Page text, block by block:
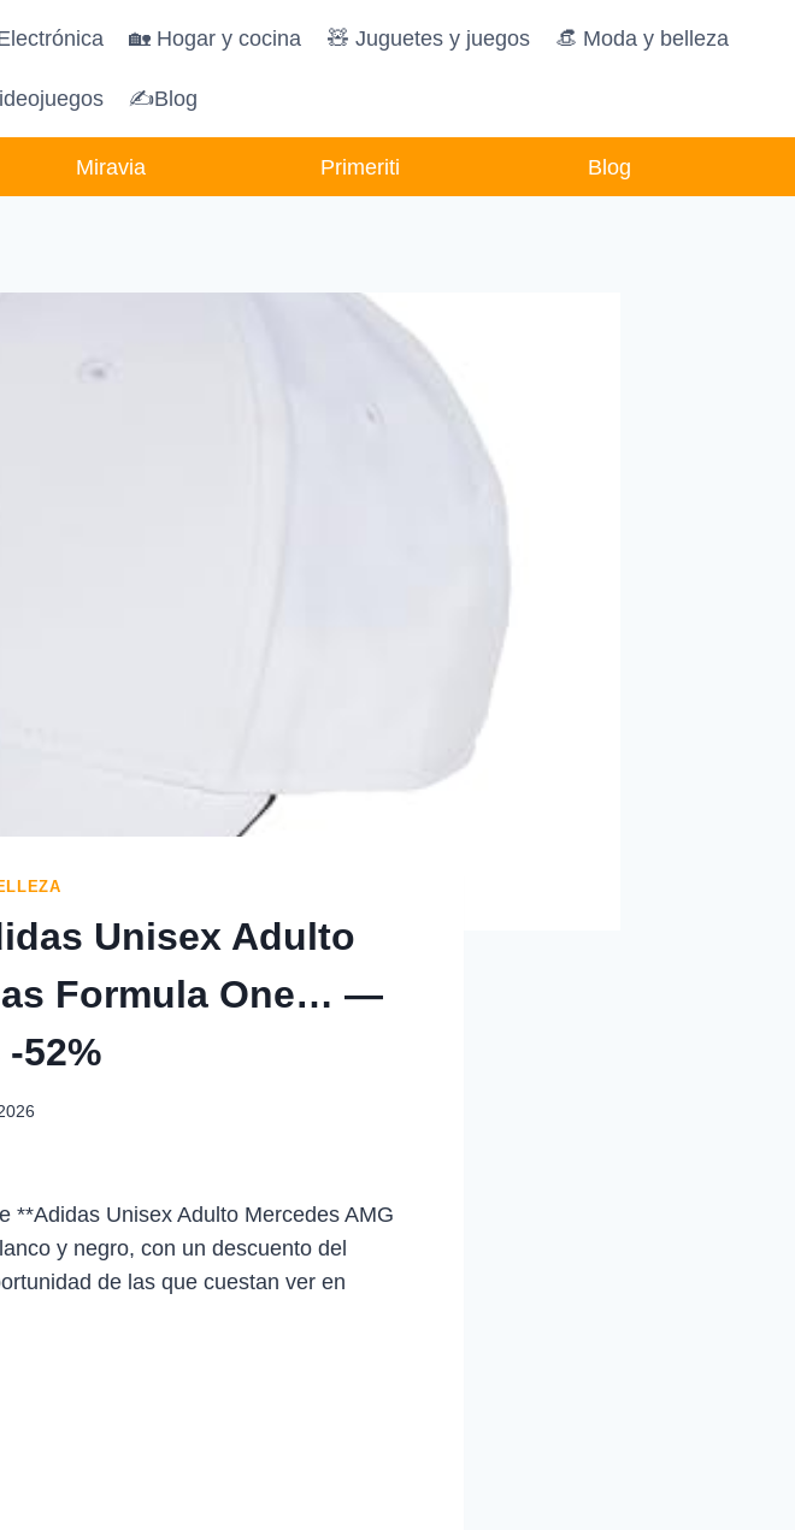
🏡 Hogar y cocina 🧸️ Juguetes y juegos 👒 Moda y belleza
✍Blog
Miravia Primeriti Blog
Unisex Adulto
Formula One… —
-52%
**Adidas Unisex Adulto Mercedes AMG
y negro, con un descuento del
de las que cuestan ver en